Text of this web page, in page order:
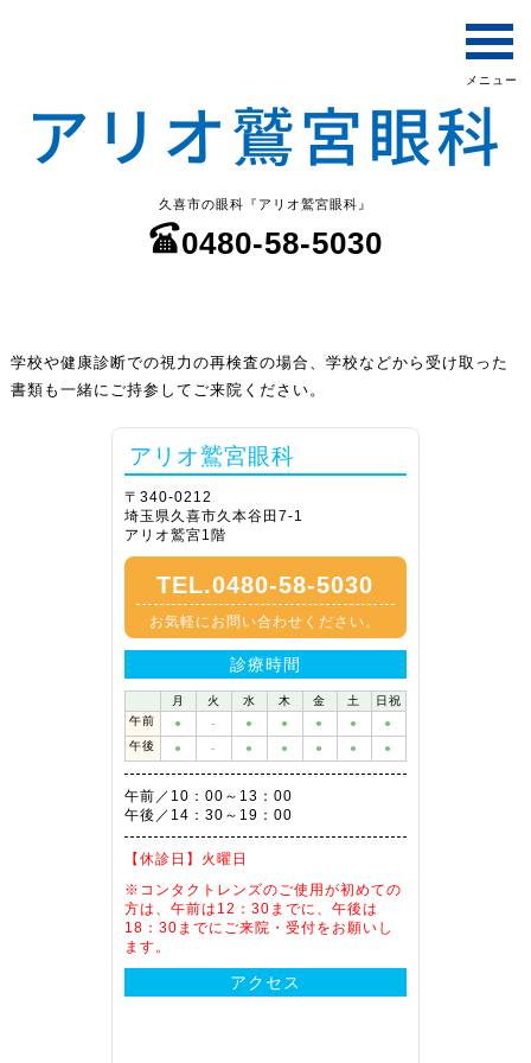
久喜市の眼科『アリオ鷲宮眼科』
0480-58-5030
学校や健康診断での視力の再検査の場合、学校などから受け取った
書類も一緒にご持参してご来院ください。
アリオ鷲宮眼科
〒340-0212
埼玉県久喜市久本谷田7-1
アリオ鷲宮1階
TEL.0480-58-5030
お気軽にお問い合わせください。
診療時間
月 火 水 木 金 土
日祝
午前
● - ● ● ● ●
●
午後
● - ● ● ● ● ●
午前／10：00～13：00
午後／14：30～19：00
【休診日】 火曜日
※コンタクトレンズのご使用が初めての
方は、午前は12：30までに、午後は
18：30までにご来院・受付をお願いし
ます。
アクセス